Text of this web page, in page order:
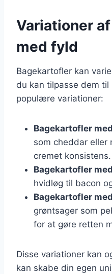
Variationer
med fyld
Bagekartofler kan
du kan tilpasse dem til
populære variationer:
Bagekartofler
som cheddar eller
cremet konsistens.
Bagekartofler
hvidløg til bacon
Bagekartofler
grøntsager som
for at gøre retten
Disse variationer kan
kan skabe din egen